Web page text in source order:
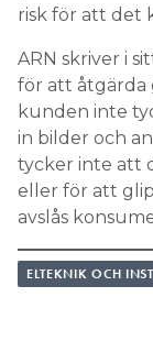
risk för att det
ARN skriver i
för att åtgärda
kunden inte
in bilder och
tycker inte att
eller för att
avslås
ELTEKNIK OCH